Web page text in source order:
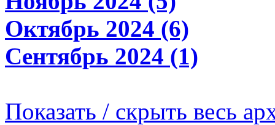
Октябрь 2024 (6)
Сентябрь 2024 (1)
Показать / скрыть весь